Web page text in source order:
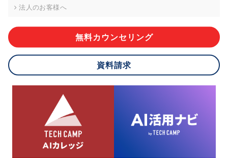
メールアドレス:privacy_policy@di-v.co.jp
ご本人様が当社に個人情報を提供されるかどうかは任意による
応ができない場合があります。
8.cookieにより取得・分析した情報とその利用について
当社は第三者が運営するデータ・マネジメント・プラットフォ
ームからcookieにより収集されたウェブの閲覧機歴及びその分
析結果を取得し、これをお客様の個人データと結びつけた上
で、広告配信等の目的で利用いたします。
法人のお客様へ
無料カウンセリング
資料請求